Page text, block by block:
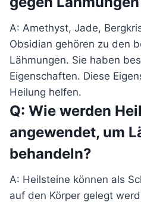
A: Amethyst, Jade,
Obsidian gehören zu den
Lähmungen. Sie haben
Eigenschaften. Diese
Heilung helfen.
Q: Wie werden
angewendet, um
behandeln?
A: Heilsteine können als
auf den Körper gelegt